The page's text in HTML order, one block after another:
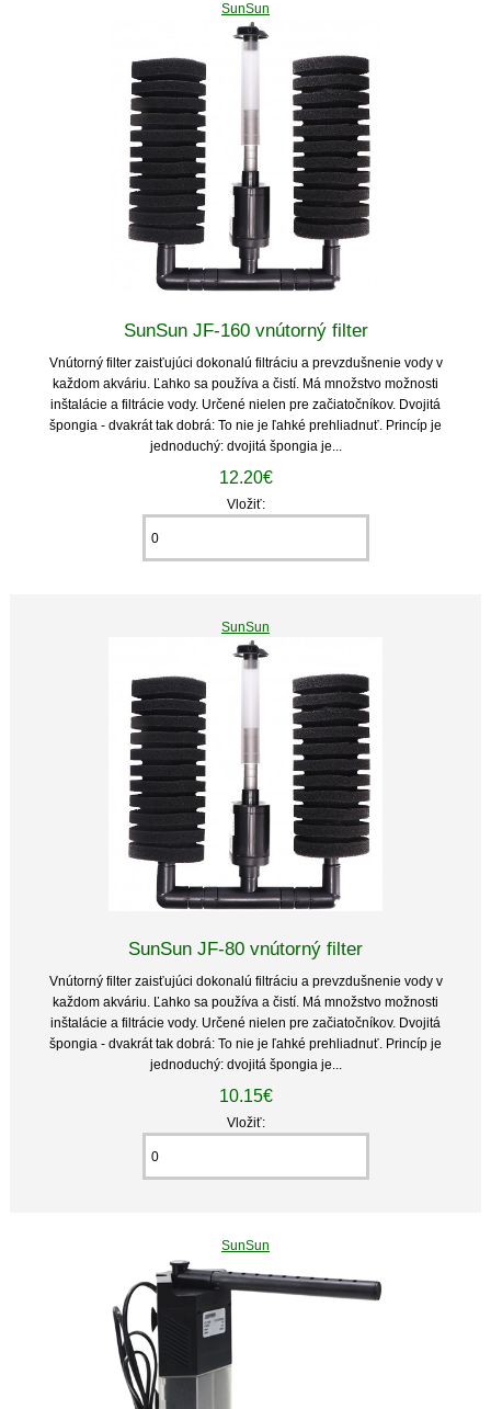
SunSun
SunSun JF-160 vnútorný filter
Vnútorný filter zaisťujúci dokonalú filtráciu a prevzdušnenie vody v
každom akváriu. Ľahko sa používa a čistí. Má množstvo možnosti
inštalácie a filtrácie vody. Určené nielen pre začiatočníkov. Dvojitá
špongia - dvakrát tak dobrá: To nie je ľahké prehliadnuť. Princíp je
jednoduchý: dvojitá špongia je...
12.20€
Vložiť:
SunSun
SunSun JF-80 vnútorný filter
Vnútorný filter zaisťujúci dokonalú filtráciu a prevzdušnenie vody v
každom akváriu. Ľahko sa používa a čistí. Má množstvo možnosti
inštalácie a filtrácie vody. Určené nielen pre začiatočníkov. Dvojitá
špongia - dvakrát tak dobrá: To nie je ľahké prehliadnuť. Princíp je
jednoduchý: dvojitá špongia je...
10.15€
Vložiť:
SunSun